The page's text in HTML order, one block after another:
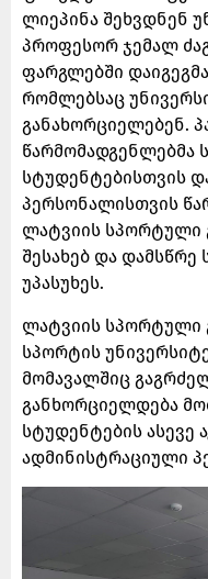
ლიეპინა შეხვდნენ
პროფესორ ჯემალ
ფარგლებში
რომლებსაც
განახორციელებენ.
წარმომადგენლებმა
სტუდენტებისთვის
პერსონალისთვის
ლატვიის სპორტული
შესახებ და დამსწრე
უპასუხეს.
ლატვიის სპორტული
სპორტის
მომავალშიც
განხორციელდება
სტუდენტების ასევე
ადმინისტრაციული